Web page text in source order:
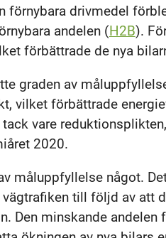
förnybara drivmedel
andelen (H2B).
förbättrade de nya
graden av
vilket förbättrade
vare
2020.
måluppfyllelse något.
till följd av att
Den minskande